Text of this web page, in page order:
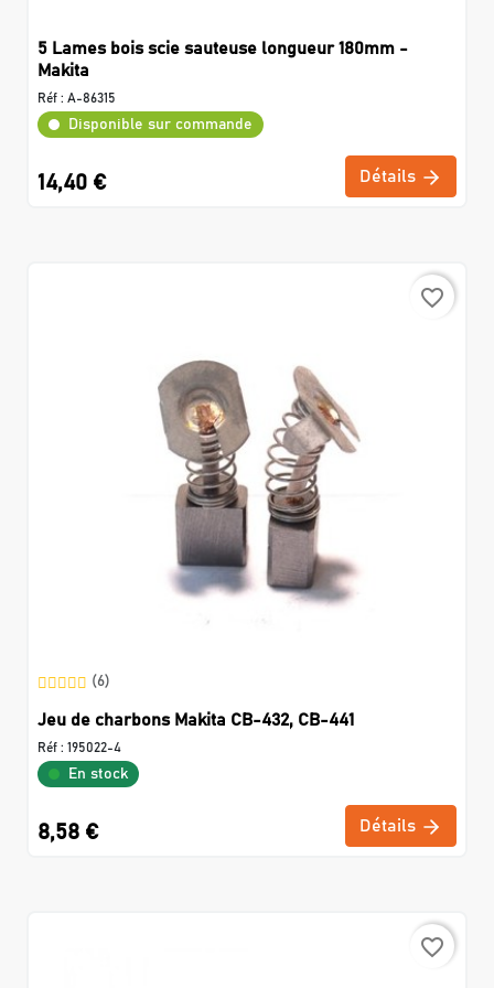
5 Lames bois scie sauteuse longueur 180mm -
Makita
Réf : A-86315
Disponible sur commande
14,40 € Détails
favorite_border
(6)
Jeu de charbons Makita CB-432, CB-441
Réf : 195022-4
En stock
8,58 € Détails
favorite_border